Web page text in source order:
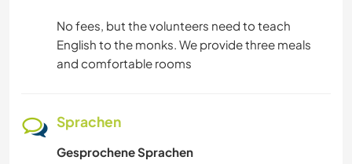
No fees, but the volunteers need to teach
English to the monks. We provide three meals
and comfortable rooms
Sprachen
Gesprochene Sprachen